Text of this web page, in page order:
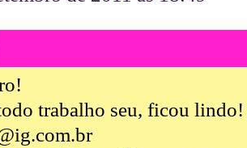
trabalho seu, ficou lindo!